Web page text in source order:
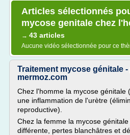
Articles sélectionnés
mycose genitale chez
→ 43 articles
Aucune vidéo sélectionnée pour ce
Traitement mycose génitale
mermoz.com
Chez l'homme la mycose génitale
une inflammation de l'urètre
reproductive).
Chez la femme la mycose
différente, pertes blanchâtres et